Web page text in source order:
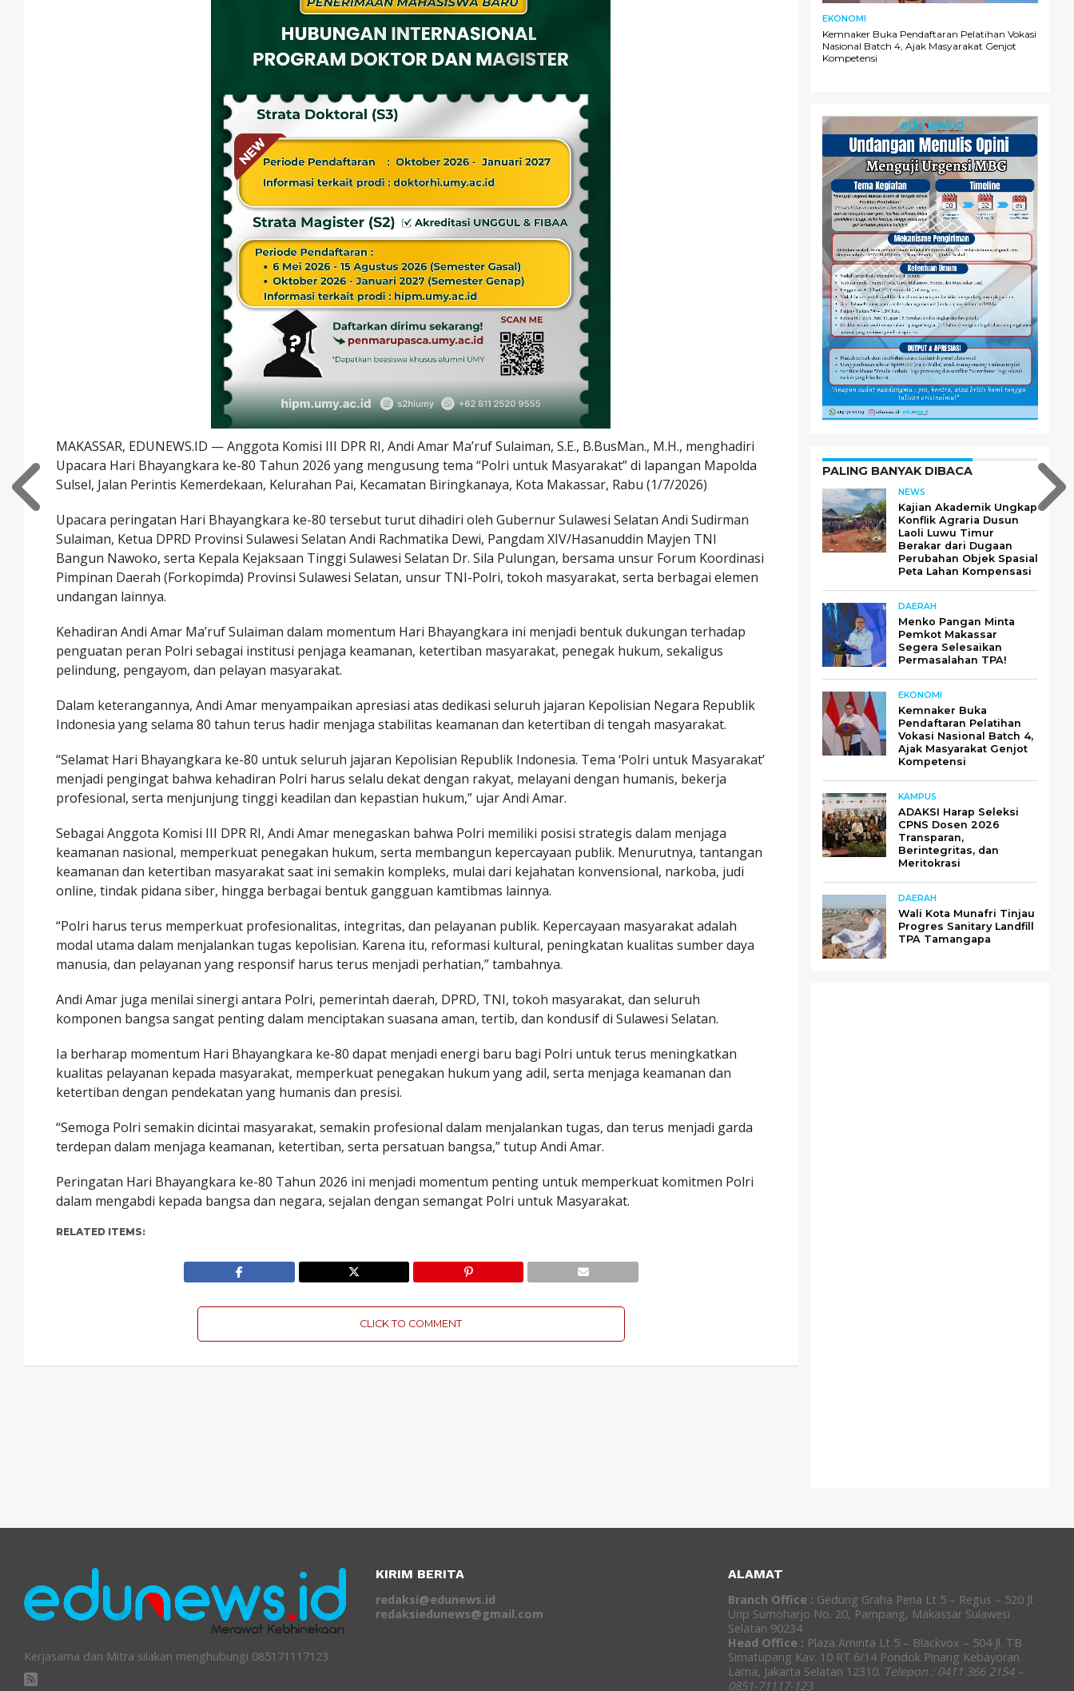
MAKASSAR, EDUNEWS.ID — Anggota Komisi III DPR RI, Andi Amar Ma’ruf Sulaiman, S.E., B.BusMan., M.H., menghadiri
Upacara Hari Bhayangkara ke-80 Tahun 2026 yang mengusung tema “Polri untuk Masyarakat” di lapangan Mapolda
Sulsel, Jalan Perintis Kemerdekaan, Kelurahan Pai, Kecamatan Biringkanaya, Kota Makassar, Rabu (1/7/2026)
Upacara peringatan Hari Bhayangkara ke-80 tersebut turut dihadiri oleh Gubernur Sulawesi Selatan Andi Sudirman
Sulaiman, Ketua DPRD Provinsi Sulawesi Selatan Andi Rachmatika Dewi, Pangdam XIV/Hasanuddin Mayjen TNI
Bangun Nawoko, serta Kepala Kejaksaan Tinggi Sulawesi Selatan Dr. Sila Pulungan, bersama unsur Forum Koordinasi
Pimpinan Daerah (Forkopimda) Provinsi Sulawesi Selatan, unsur TNI-Polri, tokoh masyarakat, serta berbagai elemen
undangan lainnya.
Kehadiran Andi Amar Ma’ruf Sulaiman dalam momentum Hari Bhayangkara ini menjadi bentuk dukungan terhadap
penguatan peran Polri sebagai institusi penjaga keamanan, ketertiban masyarakat, penegak hukum, sekaligus
pelindung, pengayom, dan pelayan masyarakat.
Dalam keterangannya, Andi Amar menyampaikan apresiasi atas dedikasi seluruh jajaran Kepolisian Negara Republik
Indonesia yang selama 80 tahun terus hadir menjaga stabilitas keamanan dan ketertiban di tengah masyarakat.
“Selamat Hari Bhayangkara ke-80 untuk seluruh jajaran Kepolisian Republik Indonesia. Tema ‘Polri untuk Masyarakat’
menjadi pengingat bahwa kehadiran Polri harus selalu dekat dengan rakyat, melayani dengan humanis, bekerja
profesional, serta menjunjung tinggi keadilan dan kepastian hukum,” ujar Andi Amar.
Sebagai Anggota Komisi III DPR RI, Andi Amar menegaskan bahwa Polri memiliki posisi strategis dalam menjaga
keamanan nasional, memperkuat penegakan hukum, serta membangun kepercayaan publik. Menurutnya, tantangan
keamanan dan ketertiban masyarakat saat ini semakin kompleks, mulai dari kejahatan konvensional, narkoba, judi
online, tindak pidana siber, hingga berbagai bentuk gangguan kamtibmas lainnya.
“Polri harus terus memperkuat profesionalitas, integritas, dan pelayanan publik. Kepercayaan masyarakat adalah
modal utama dalam menjalankan tugas kepolisian. Karena itu, reformasi kultural, peningkatan kualitas sumber daya
manusia, dan pelayanan yang responsif harus terus menjadi perhatian,” tambahnya.
Andi Amar juga menilai sinergi antara Polri, pemerintah daerah, DPRD, TNI, tokoh masyarakat, dan seluruh
komponen bangsa sangat penting dalam menciptakan suasana aman, tertib, dan kondusif di Sulawesi Selatan.
Ia berharap momentum Hari Bhayangkara ke-80 dapat menjadi energi baru bagi Polri untuk terus meningkatkan
kualitas pelayanan kepada masyarakat, memperkuat penegakan hukum yang adil, serta menjaga keamanan dan
ketertiban dengan pendekatan yang humanis dan presisi.
“Semoga Polri semakin dicintai masyarakat, semakin profesional dalam menjalankan tugas, dan terus menjadi garda
terdepan dalam menjaga keamanan, ketertiban, serta persatuan bangsa,” tutup Andi Amar.
Peringatan Hari Bhayangkara ke-80 Tahun 2026 ini menjadi momentum penting untuk memperkuat komitmen Polri
dalam mengabdi kepada bangsa dan negara, sejalan dengan semangat Polri untuk Masyarakat.
RELATED ITEMS:
CLICK TO COMMENT
EKONOMI
Kemnaker Buka Pendaftaran Pelatihan Vokasi
Nasional Batch 4, Ajak Masyarakat Genjot
Kompetensi
PALING BANYAK DIBACA
NEWS
Kajian Akademik Ungkap
Konflik Agraria Dusun
Laoli Luwu Timur
Berakar dari Dugaan
Perubahan Objek Spasial
Peta Lahan Kompensasi
DAERAH
Menko Pangan Minta
Pemkot Makassar
Segera Selesaikan
Permasalahan TPA!
EKONOMI
Kemnaker Buka
Pendaftaran Pelatihan
Vokasi Nasional Batch 4,
Ajak Masyarakat Genjot
Kompetensi
KAMPUS
ADAKSI Harap Seleksi
CPNS Dosen 2026
Transparan,
Berintegritas, dan
Meritokrasi
DAERAH
Wali Kota Munafri Tinjau
Progres Sanitary Landfill
TPA Tamangapa
Kerjasama dan Mitra silakan menghubungi 085171117123
KIRIM BERITA
redaksi@edunews.id
redaksiedunews@gmail.com
ALAMAT
Branch Office : Gedung Graha Pena Lt 5 – Regus – 520 Jl.
Urip Sumoharjo No. 20, Pampang, Makassar Sulawesi
Selatan 90234
Head Office : Plaza Aminta Lt 5 – Blackvox – 504 Jl. TB
Simatupang Kav. 10 RT.6/14 Pondok Pinang Kebayoran
Lama, Jakarta Selatan 12310. Telepon : 0411 366 2154 –
0851-71117-123